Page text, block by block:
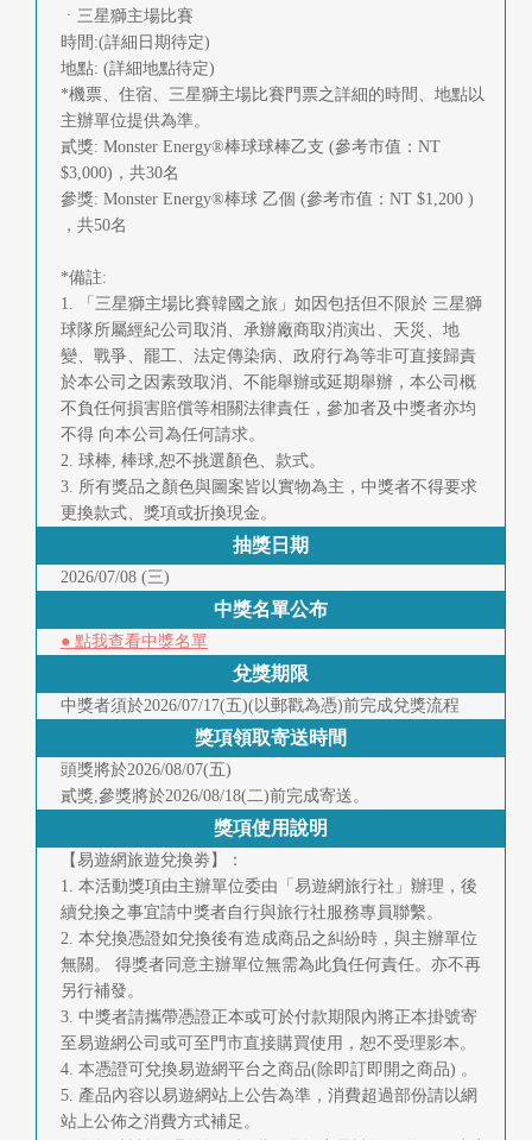
ㆍ三星獅主場比賽
時間:(詳細日期待定)
地點: (詳細地點待定)
*機票、住宿、三星獅主場比賽門票之詳細的時間、地點以
主辦單位提供為準。
貳獎: Monster Energy®棒球球棒乙支 (參考市值：NT
$3,000)，共30名
參獎: Monster Energy®棒球 乙個 (參考市值：NT $1,200 )
，共50名
*備註:
1. 「三星獅主場比賽韓國之旅」如因包括但不限於 三星獅
球隊所屬經紀公司取消、承辦廠商取消演出、天災、地
變、戰爭、罷工、法定傳染病、政府行為等非可直接歸責
於本公司之因素致取消、不能舉辦或延期舉辦，本公司概
不負任何損害賠償等相關法律責任，參加者及中獎者亦均
不得 向本公司為任何請求。
2. 球棒, 棒球,恕不挑選顏色、款式。
3. 所有獎品之顏色與圖案皆以實物為主，中獎者不得要求
更換款式、獎項或折換現金。
抽獎日期
2026/07/08 (三)
中獎名單公布
● 點我查看中獎名單
兌獎期限
中獎者須於2026/07/17(五)(以郵戳為憑)前完成兌獎流程
獎項領取寄送時間
頭獎將於2026/08/07(五)
貳獎,參獎將於2026/08/18(二)前完成寄送。
獎項使用說明
【易遊網旅遊兌換劵】：
1. 本活動獎項由主辦單位委由「易遊網旅行社」辦理，後
續兌換之事宜請中獎者自行與旅行社服務專員聯繫。
2. 本兌換憑證如兌換後有造成商品之糾紛時，與主辦單位
無關。 得獎者同意主辦單位無需為此負任何責任。亦不再
另行補發。
3. 中獎者請攜帶憑證正本或可於付款期限內將正本掛號寄
至易遊網公司或可至門市直接購買使用，恕不受理影本。
4. 本憑證可兌換易遊網平台之商品(除即訂即開之商品) 。
5. 產品內容以易遊網站上公告為準，消費超過部份請以網
站上公佈之消費方式補足。